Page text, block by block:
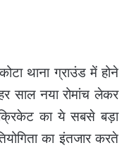
थाना ग्राउंड में होने
साल नया रोमांच लेकर
का ये सबसे बड़ा
का इंतजार करते